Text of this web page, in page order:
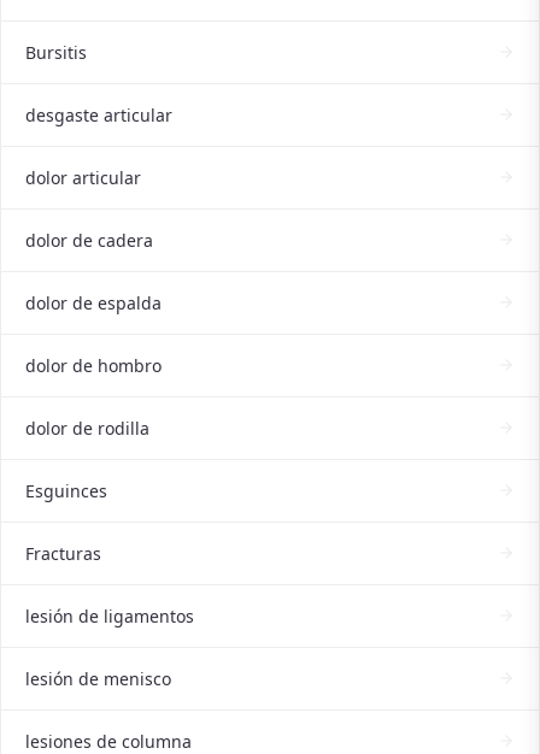
Bursitis
desgaste articular
dolor articular
dolor de cadera
dolor de espalda
dolor de hombro
dolor de rodilla
Esguinces
Fracturas
lesión de ligamentos
lesión de menisco
lesiones de columna